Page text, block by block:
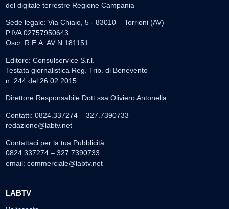
del digitale terrestre Regione Campania
Sede legale: Via Chiaio, 5 - 83010 – Torrioni (AV)
P.IVA 02757950643
Oscr. R.E.A. AV N.181151
Editore: Consulservice S.r.l.
Testata giornalistica Reg. Trib. di Benevento
n. 244 del 26.02.2015
Direttore Responsabile Dott.ssa Oliviero Antonella
Contatti: 0824.337274 – 327.7390733
redazione@labtv.net
Contattaci per la tua Pubblicità:
0824.337274 – 327.7390733
email: commerciale@labtv.net
LABTV